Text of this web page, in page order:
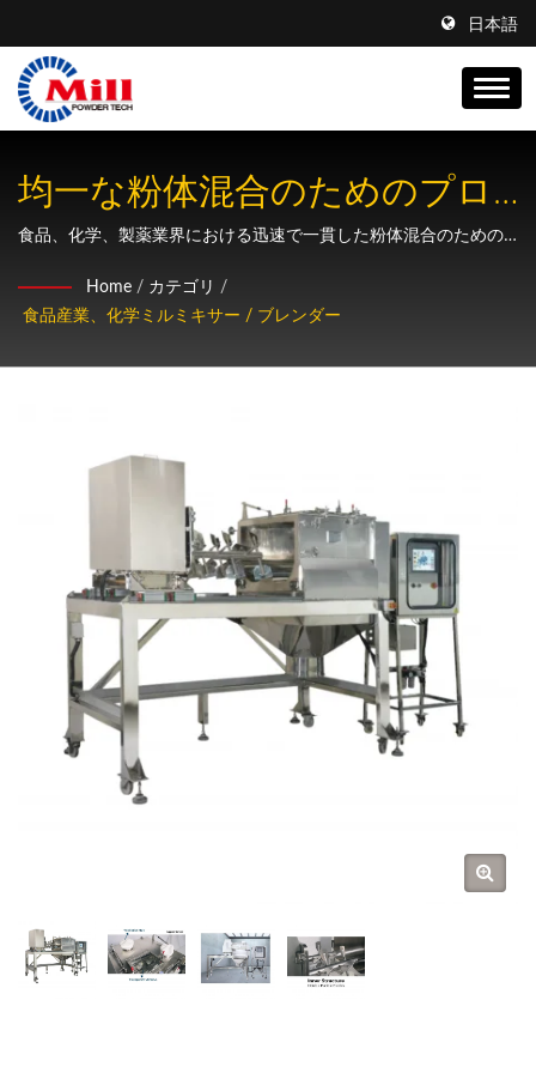
日本語
均一な粉体混合のためのプロ
フェッショナル高速ダブルシ
ャフトミキサー
食品、化学、製薬業界における迅速で一貫した粉体混合のための
Home / カテゴリ /
食品産業、化学ミルミキサー / ブレンダー